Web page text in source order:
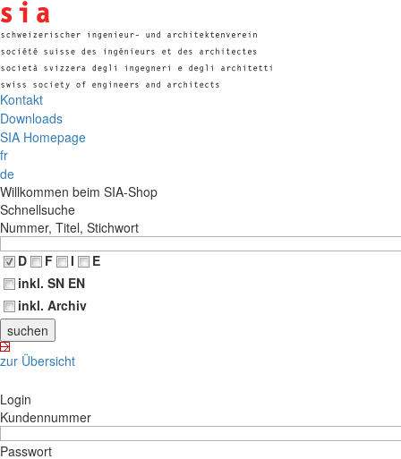
Kontakt
Downloads
SIA Homepage
fr
de
Willkommen beim SIA-Shop
Schnellsuche
Nummer, Titel, Stichwort
D
F I
E
inkl. SN EN
inkl. Archiv
zur Übersicht
Login
Kundennummer
Passwort